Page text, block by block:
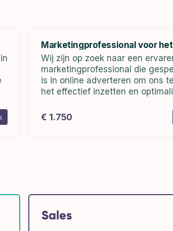
Marketingprofessional voor
en optimaliseren van online
Wij zijn op zoek naar een
marketingprofessional die
is in online adverteren om ons
het effectief inzetten en
marketingprofessional zul je
verantwoordelijk zijn voor het
beheren en optimaliseren van...
€ 1.750
Sales